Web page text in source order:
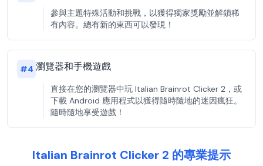
參與主題特殊活動和挑戰，以獲得獨家獎勵並解鎖稀
有內容。總有新的東西可以發現！
#4 瀏覽器和手機遊戲
直接在您的瀏覽器中玩 Italian Brainrot Clicker 2，或
下載 Android 應用程式以獲得隨時隨地的迷因瘋狂。
隨時隨地享受遊戲！
Italian Brainrot Clicker 2 的專業提示